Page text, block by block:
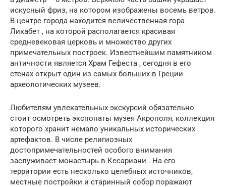
искусный фриз, на котором изображены восемь ветров.
В центре города находится величественная гора
Ликабет , на которой располагается красивая
средневековая церковь и множество других
примечательных построек. Известнейшим памятником
античности является Храм Гефеста , сегодня в его
стенах открыт один из самых больших в Греции
археологических музеев.
Любителям увлекательных экскурсий обязательно
стоит осмотреть экспонаты музея Акрополя, коллекция
которого хранит немало уникальных исторических
артефактов. В числе религиозных
достопримечательностей особого внимания
заслуживает монастырь в Кесариани . На его
территории есть несколько целебных источников,
местные постройки и старинный собор поражают